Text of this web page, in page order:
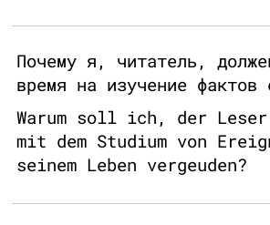
Почему я, читатель,
время на изучение фактов
Warum soll ich, der
mit dem Studium von
seinem Leben vergeuden?